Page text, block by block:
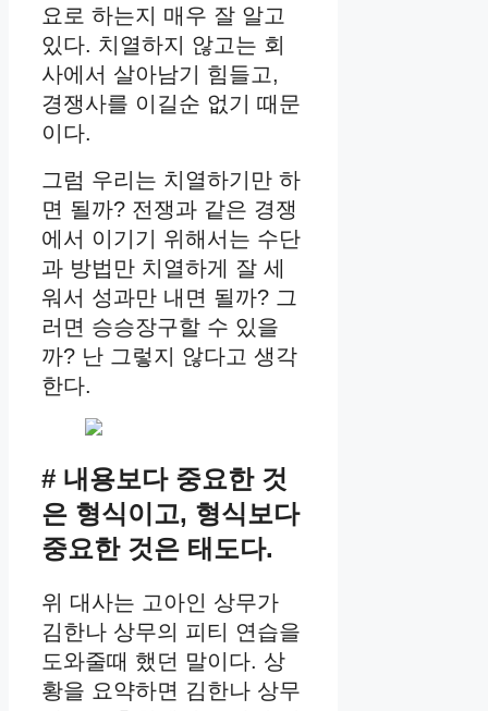
요로 하는지 매우 잘 알고
있다. 치열하지 않고는 회
사에서 살아남기 힘들고,
경쟁사를 이길순 없기 때문
이다.
그럼 우리는 치열하기만 하
면 될까? 전쟁과 같은 경쟁
에서 이기기 위해서는 수단
과 방법만 치열하게 잘 세
워서 성과만 내면 될까? 그
러면 승승장구할 수 있을
까? 난 그렇지 않다고 생각
한다.
# 내용보다 중요한 것
은 형식이고, 형식보다
중요한 것은 태도다.
위 대사는 고아인 상무가
김한나 상무의 피티 연습을
도와줄때 했던 말이다. 상
황을 요약하면 김한나 상무